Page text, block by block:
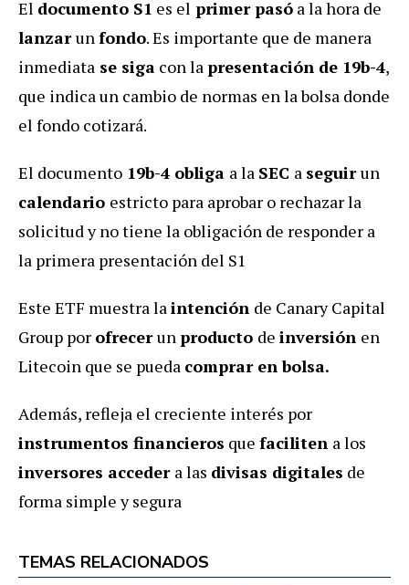
El documento S1 es el primer pasó a la hora de
lanzarunfondo. Es importante que de manera
inmediata se siga con lapresentación de 19b-4,
que indica un cambio de normas en la bolsa donde
el fondo cotizará.
El documento 19b-4 obliga a la SEC a seguirun
calendario estricto para aprobar o rechazar la
solicitud y no tiene la obligación de responder a
la primera presentación del S1
Este ETF muestra laintención de Canary Capital
Group por ofrecerunproducto de inversión en
Litecoin que se pueda comprar en bolsa.
Además, refleja el creciente interés por
instrumentos financieros que faciliten a los
inversores acceder a las divisas digitales de
forma simple y segura
TEMAS RELACIONADOS